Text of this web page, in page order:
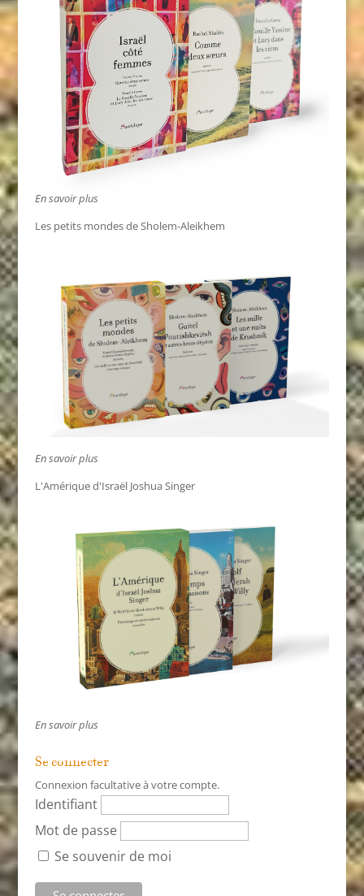
En savoir plus
Les petits mondes de Sholem-Aleikhem
En savoir plus
L'Amérique d'Israël Joshua Singer
En savoir plus
Se connecter
Connexion facultative à votre compte.
Identifiant
Mot de passe
Se souvenir de moi